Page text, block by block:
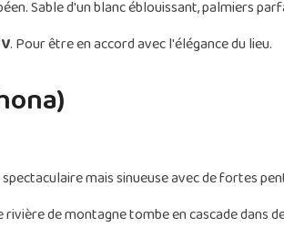
Sable d'un blanc éblouissant, palmiers
. Pour être en accord avec l'élégance du lieu.
mais sinueuse avec de fortes
rivière de montagne tombe en cascade